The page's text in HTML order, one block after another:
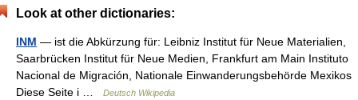
Look at other dictionaries:
INM — ist die Abkürzung für: Leibniz Institut für Neue Materialien,
Saarbrücken Institut für Neue Medien, Frankfurt am Main Instituto
Nacional de Migración, Nationale Einwanderungsbehörde Mexikos
Diese Seite i …
Deutsch Wikipedia